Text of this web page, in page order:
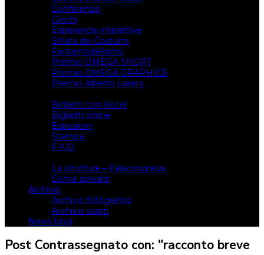
Conferenze
Giochi
Esperienze interattive
Sfilata dei Costumi
Fantamodellismo
Premio OMEGA SHORT
Premio OMEGA GRAPHICS
Premio Alberto Lisiero
Biglietti con Hotel
Biglietti online
Espositori
Stampa
F.A.Q.
La struttura – Palacongressi
Come arrivare
Archivio
Archivio fotografico
Archivio ospiti
News blog
Post Contrassegnato con: "racconto breve